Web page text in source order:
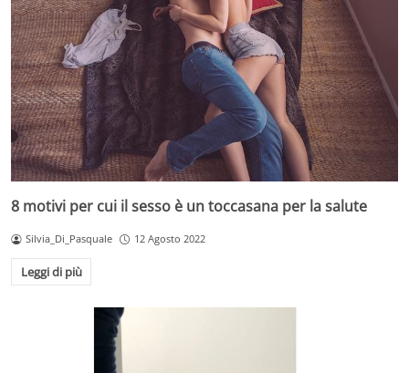
8 motivi per cui il sesso è un toccasana per la salute
Silvia_Di_Pasquale 12 Agosto 2022
Leggi di più